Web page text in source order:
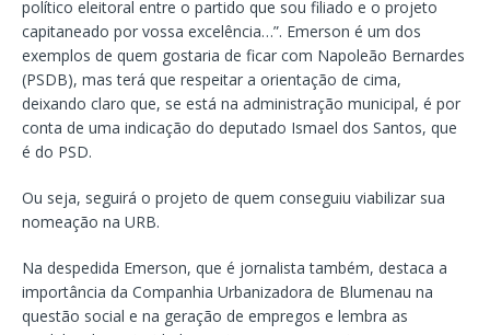
político eleitoral entre o partido que sou filiado e o projeto
capitaneado por vossa excelência…”. Emerson é um dos
exemplos de quem gostaria de ficar com Napoleão Bernardes
(PSDB), mas terá que respeitar a orientação de cima,
deixando claro que, se está na administração municipal, é por
conta de uma indicação do deputado Ismael dos Santos, que
é do PSD.
Ou seja, seguirá o projeto de quem conseguiu viabilizar sua
nomeação na URB.
Na despedida Emerson, que é jornalista também, destaca a
importância da Companhia Urbanizadora de Blumenau na
questão social e na geração de empregos e lembra as